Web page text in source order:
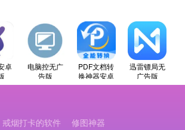
卓
电脑控无广
告版
PDF文档转
换神器安卓
直装版
​迅雷镖局无
广告版
戒烟打卡的软件 修图神器